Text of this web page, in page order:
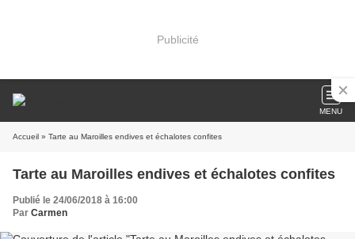
Publicité
MENU
Accueil » Tarte au Maroilles endives et échalotes confites
Tarte au Maroilles endives et échalotes confites
Publié le 24/06/2018 à 16:00
Par Carmen